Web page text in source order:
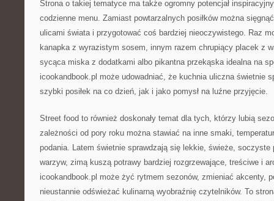
Strona o takiej tematyce ma także ogromny potencjał
codzienne menu. Zamiast powtarzalnych posiłków można
ulicami świata i przygotować coś bardziej nieoczywistego. Raz
kanapka z wyrazistym sosem, innym razem chrupiący placek z
sycąca miska z dodatkami albo pikantna przekąska idealna na
icookandbook.pl może udowadniać, że kuchnia uliczna świetnie
szybki posiłek na co dzień, jak i jako pomysł na luźne przyjęcie.
Street food to również doskonały temat dla tych, którzy lubią
zależności od pory roku można stawiać na inne smaki,
podania. Latem świetnie sprawdzają się lekkie, świeże, soczyste
warzyw, zimą kuszą potrawy bardziej rozgrzewające, treściwe i
icookandbook.pl może żyć rytmem sezonów, zmieniać akcenty,
nieustannie odświeżać kulinarną wyobraźnię czytelników. To